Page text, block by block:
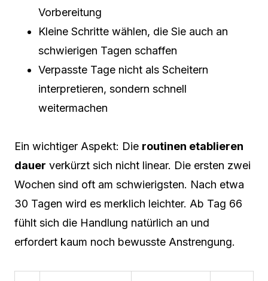
Vorbereitung
Kleine Schritte wählen, die Sie auch an
schwierigen Tagen schaffen
Verpasste Tage nicht als Scheitern
interpretieren, sondern schnell
weitermachen
Ein wichtiger Aspekt: Die routinen etablieren
dauer verkürzt sich nicht linear. Die ersten zwei
Wochen sind oft am schwierigsten. Nach etwa
30 Tagen wird es merklich leichter. Ab Tag 66
fühlt sich die Handlung natürlich an und
erfordert kaum noch bewusste Anstrengung.